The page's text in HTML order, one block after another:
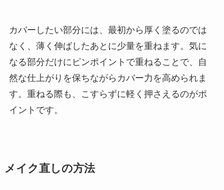
カバーしたい部分には、最初から厚く塗るのでは
なく、薄く伸ばしたあとに少量を重ねます。気に
なる部分だけにピンポイントで重ねることで、自
然な仕上がりを保ちながらカバー力を高められま
す。重ねる際も、こすらずに軽く押さえるのがポ
イントです。
メイク直しの方法